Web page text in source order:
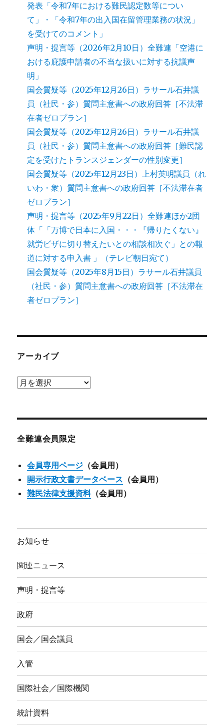
発表「令和7年における難民認定数等につい
て」・「令和7年の出入国在留管理業務の状況」
を受けてのコメント」
声明・提言等（2026年2月10日）全難連「空港に
おける庇護申請者の不当な扱いに対する抗議声
明」
国会質疑等（2025年12月26日）ラサール石井議
員（社民・参）質問主意書への政府回答［不法滞
在者ゼロプラン］
国会質疑等（2025年12月26日）ラサール石井議
員（社民・参）質問主意書への政府回答［難民認
定を受けたトランスジェンダーの性別変更］
国会質疑等（2025年12月23日）上村英明議員（れ
いわ・衆）質問主意書への政府回答［不法滞在者
ゼロプラン］
声明・提言等（2025年9月22日）全難連ほか2団
体「「万博で日本に入国・・・『帰りたくない』
就労ビザに切り替えたいとの相談相次ぐ」との報
道に対する申入書 」（テレビ朝日宛て）
国会質疑等（2025年8月15日）ラサール石井議員
（社民・参）質問主意書への政府回答［不法滞在
者ゼロプラン］
アーカイブ
ア
ブ
全難連会員限定
会員専用ページ （会員用）
開示行政文書データベース （会員用）
難民法律支援資料（会員用）
お知らせ
関連ニュース
声明・提言等
政府
国会／国会議員
入管
国際社会／国際機関
統計資料